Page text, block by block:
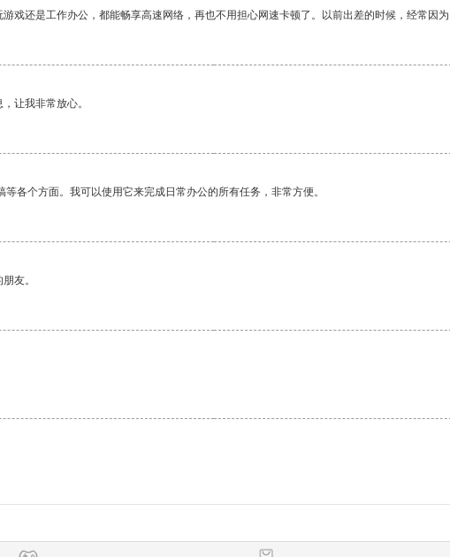
戏还是工作办公，都能畅享高速网络，再也不用担心网速卡顿了。以前出差的时候，经常因
让我非常放心。
各个方面。我可以使用它来完成日常办公的所有任务，非常方便。
友。